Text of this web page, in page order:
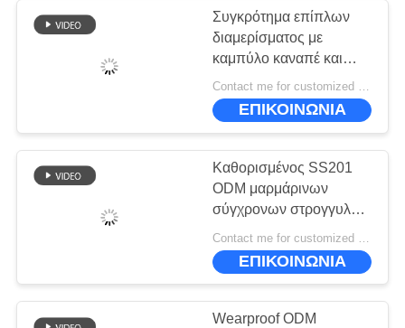
Συγκρότημα επίπλων
διαμερίσματος με
καμπύλο καναπέ και
τραπέζι καφέ
Contact me for customized MOQ:10
ΕΠΙΚΟΙΝΩΝΙΑ
Καθορισμένος SS201
ODM μαρμάρινων
σύγχρονων στρογγυλών
τραπεζάκι σαλονιού
ξενοδοχείων
κρεβατοκάμαρων
ΕΠΙΚΟΙΝΩΝΙΑ
Wearproof ODM